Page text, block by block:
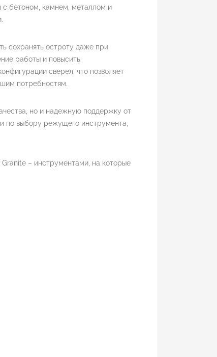
с бетоном, камнем, металлом и
сохранять остроту даже при
работы и повысить
сверел, что позволяет
потребностям.
но и надежную поддержку от
по выбору режущего инструмента,
– инструментами, на которые